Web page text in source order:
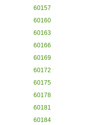
60157
60160
60163
60166
60169
60172
60175
60178
60181
60184